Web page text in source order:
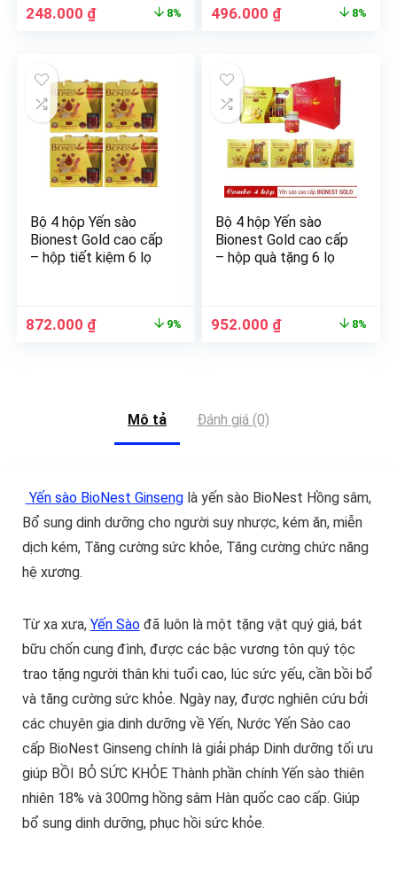
248.000 ₫ 8% 496.000 ₫ 8%
Bộ 4 hộp Yến sào
Bionest Gold cao cấp
– hộp tiết kiệm 6 lọ
872.000 ₫ 9%
Bộ 4 hộp Yến sào
Bionest Gold cao cấp
– hộp quà tặng 6 lọ
952.000 ₫ 8%
Mô tả Đánh giá (0)
Yến sào BioNest Ginsenglà yến sào BioNest Hồng sâm,
Bổ sung dinh dưỡng cho người suy nhược, kém ăn, miễn
dịch kém, Tăng cường sức khỏe, Tăng cường chức năng
hệ xương.
Từ xa xưa, Yến Sàođã luôn là một tặng vật quý giá, bát
bữu chốn cung đình, được các bậc vương tôn quý tộc
trao tặng người thân khi tuổi cao, lúc sức yếu, cần bồi bổ
và tăng cường sức khỏe. Ngày nay, được nghiên cứu bởi
các chuyên gia dinh dưỡng về Yến, Nước Yến Sào cao
cấp BioNest Ginseng chính là giải pháp Dinh dưỡng tối ưu
giúp BỒI BỎ SỨC KHỎE Thành phần chính Yến sào thiên
nhiên 18% và 300mg hồng sâm Hàn quốc cao cấp. Giúp
bổ sung dinh dưỡng, phục hồi sức khỏe.